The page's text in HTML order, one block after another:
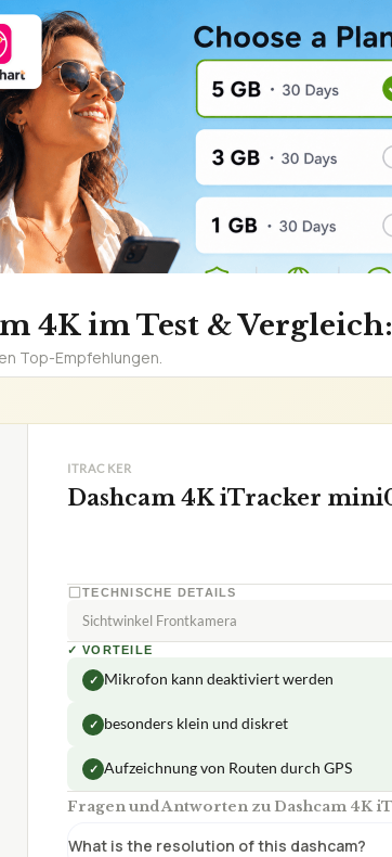
4K im Test & Vergleich:
Top-Empfehlungen.
ITRACKER
Dashcam 4K iTracker
TECHNISCHE DETAILS
Sichtwinkel Frontkamera
✓ VORTEILE
✓ Mikrofon kann deaktiviert werden
✓ besonders klein und diskret
✓ Aufzeichnung von Routen durch GPS
Fragen und Antworten zu Dashcam 4K
What is the resolution of this dashcam?